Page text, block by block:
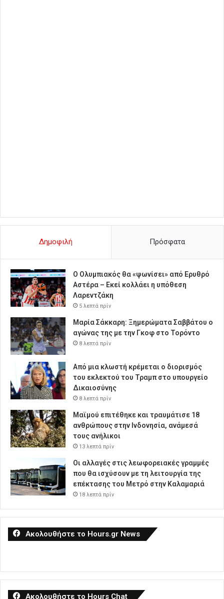
Δημοφιλή Πρόσφατα
Ο Ολυμπιακός θα «ψωνίσει» από Ερυθρό
Αστέρα – Εκεί κολλάει η υπόθεση
Λαρεντζάκη
5 λεπτά πρίν
Μαρία Σάκκαρη: Ξημερώματα Σαββάτου ο
αγώνας της με την Γκοφ στο Τορόντο
8 λεπτά πρίν
Από μια κλωστή κρέμεται ο διορισμός
του εκλεκτού του Τραμπ στο υπουργείο
Δικαιοσύνης
8 λεπτά πρίν
Μαϊμού επιτέθηκε και τραυμάτισε 18
ανθρώπους στην Ινδονησία, ανάμεσά
τους ανήλικοι
13 λεπτά πρίν
Οι αλλαγές στις λεωφορειακές γραμμές
που θα ισχύσουν με τη λειτουργία της
επέκτασης του Μετρό στην Καλαμαριά
18 λεπτά πρίν
Ακολουθήστε το Hours.gr News
Ακολουθήστε το Hours Chat